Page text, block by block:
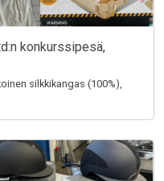
konkurssipesä,
silkkikangas (100%),